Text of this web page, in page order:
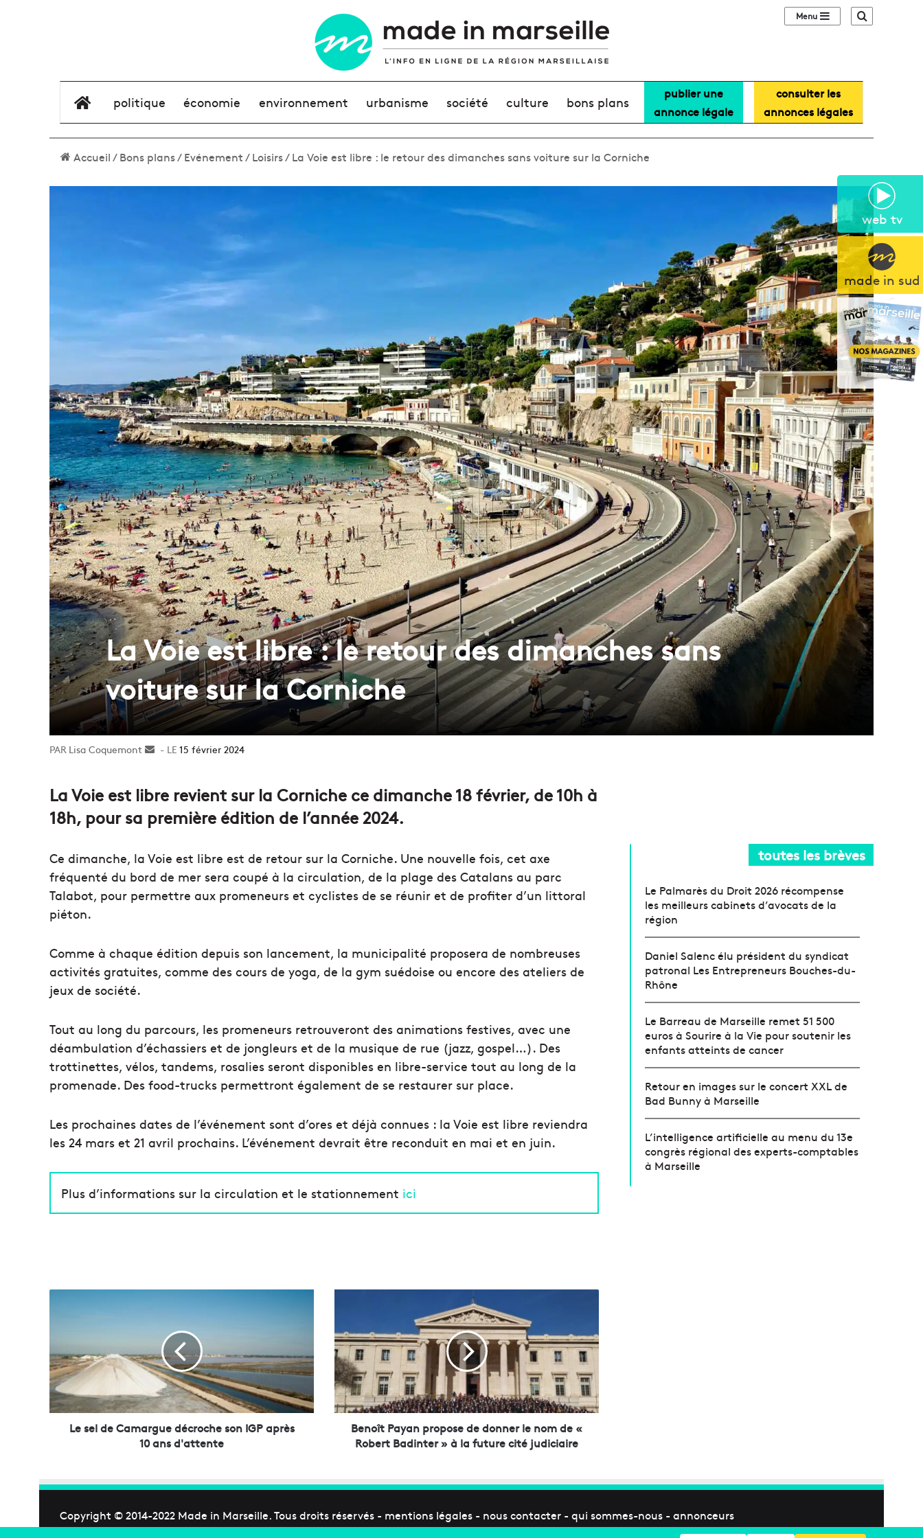
web tv
made in sud
Sidebar (barre
élément de menu
politique économie environnement urbanisme société culture bons plans
publier une
annonce légale
consulter les
annonces légales
Accueil/Bons plans/Evénement/Loisirs/La Voie est libre : le retour des dimanches sans voiture sur la Corniche
La Voie est libre : le retour des dimanches sans
voiture sur la Corniche
Lisa Coquemont
Envoyer15 février 2024
La Voie est libre revient sur la Corniche ce dimanche 18 février, de 10h à
18h, pour sa première édition de l’année 2024.
Ce dimanche, la Voie est libre est de retour sur la Corniche. Une nouvelle fois, cet axe
fréquenté du bord de mer sera coupé à la circulation, de la plage des Catalans au parc
Talabot, pour permettre aux promeneurs et cyclistes de se réunir et de profiter d’un littoral
piéton.
Comme à chaque édition depuis son lancement, la municipalité proposera de nombreuses
activités gratuites, comme des cours de yoga, de la gym suédoise ou encore des ateliers de
jeux de société.
Tout au long du parcours, les promeneurs retrouveront des animations festives, avec une
déambulation d’échassiers et de jongleurs et de la musique de rue (jazz, gospel…). Des
trottinettes, vélos, tandems, rosalies seront disponibles en libre-service tout au long de la
promenade. Des food-trucks permettront également de se restaurer sur place.
Les prochaines dates de l’événement sont d’ores et déjà connues : la Voie est libre reviendra
les 24 mars et 21 avril prochains. L’événement devrait être reconduit en mai et en juin.
Plus d’informations sur la circulation et le stationnement ici
l
d
e
C
a
u
é
Le sel de Camargue décroche son IGP après
10 ans d'attente
o
î
t
P
a
y
o
o
s
Benoît Payan propose de donner le nom de «
Robert Badinter » à la future cité judiciaire
toutes les brèves
Le Palmarès du Droit 2026 récompense
les meilleurs cabinets d’avocats de la
région
Daniel Salenc élu président du syndicat
patronal Les Entrepreneurs Bouches-du-
Rhône
Le Barreau de Marseille remet 51 500
euros à Sourire à la Vie pour soutenir les
enfants atteints de cancer
Retour en images sur le concert XXL de
Bad Bunny à Marseille
L’intelligence artificielle au menu du 13e
congrès régional des experts-comptables
à Marseille
Copyright © 2014-2022 Made in Marseille. Tous droits réservés - mentions légales - nous contacter - qui sommes-nous - annonceurs